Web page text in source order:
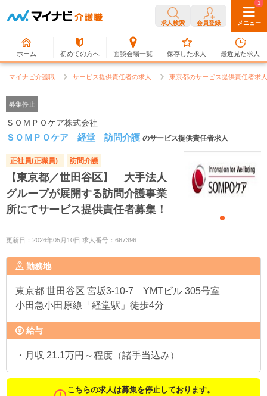
求人検索 会員登録 メニュー
ホーム 初めての方へ 面談会場一覧
0
保存した求人
1
最近見た求人
マイナビ介護職 サービス提供責任者の求人 東京都のサービス提供責任者求人
募集停止
ＳＯＭＰＯケア株式会社
ＳＯＭＰＯケア 経堂 訪問介護 のサービス提供責任者求人
正社員(正職員) 訪問介護
【東京都／世田谷区】 大手法人
グループが展開する訪問介護事業
所にてサービス提供責任者募集！
更新日：2026年05月10日 求人番号：667396
勤務地
東京都 世田谷区 宮坂3-10-7 YMTビル 305号室
小田急小田原線「経堂駅」徒歩4分
給与
・月収 21.1万円～程度（諸手当込み）
こちらの求人は募集を停止しております。